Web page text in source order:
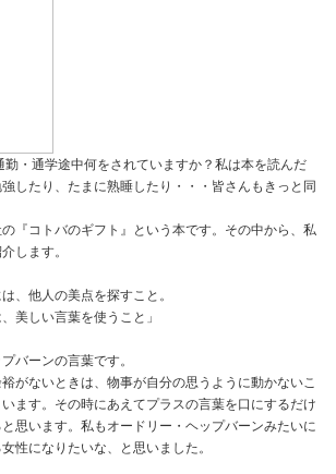
勤・通学途中何をされていますか？私は本を読んだ
したり、たまに熟睡したり・・・皆さんもきっと同
『コトバのギフト』という本です。その中から、私
します。
、他人の美点を探すこと。
美しい言葉を使うこと」
バーンの言葉です。
がないときは、物事が自分の思うように動かないこ
ます。その時にあえてプラスの言葉を口にするだけ
思います。私もオードリー・ヘップバーンみたいに
性になりたいな、と思いました。